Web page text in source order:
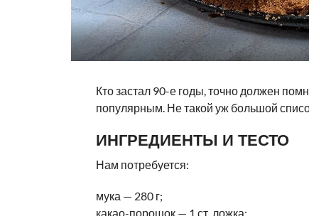
Кто застал 90-е годы, точно должен
популярным. Не такой уж большой
ИНГРЕДИЕНТЫ И ТЕСТО
Нам потребуется:
мука — 280 г;
какао-порошок — 1 ст. ложка;